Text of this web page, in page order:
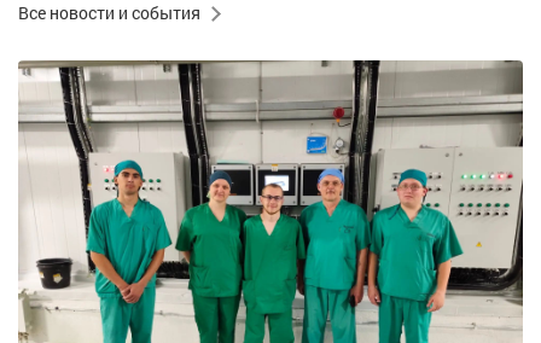
Все новости и события